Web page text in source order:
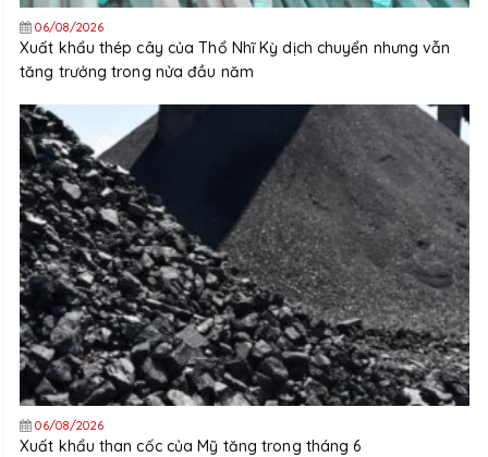
06/08/2026
Xuất khẩu thép cây của Thổ Nhĩ Kỳ dịch chuyển nhưng vẫn
tăng trưởng trong nửa đầu năm
06/08/2026
Xuất khẩu than cốc của Mỹ tăng trong tháng 6